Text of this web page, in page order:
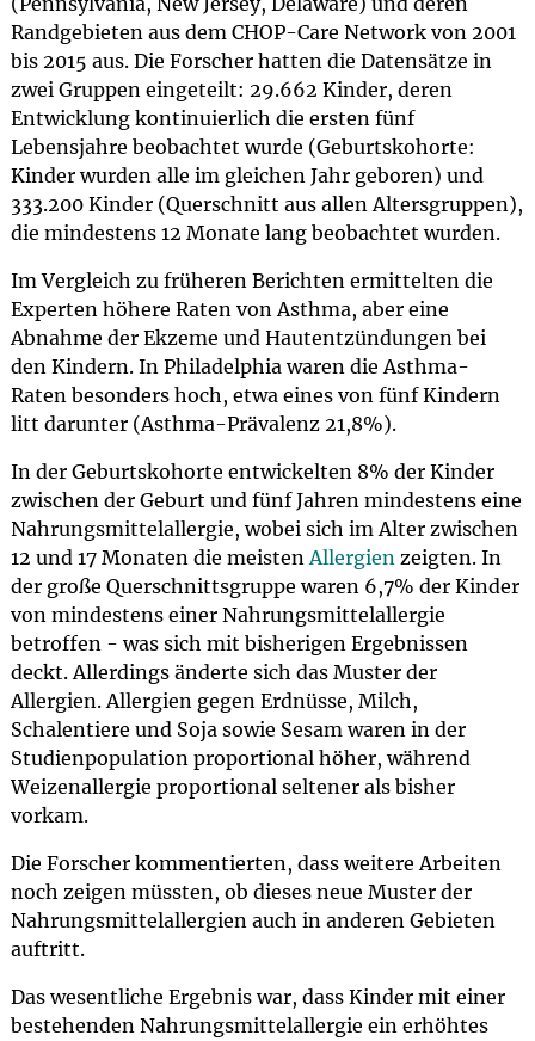
Randgebieten aus dem CHOP-Care Network von 2001
bis 2015 aus. Die Forscher hatten die Datensätze in
zwei Gruppen eingeteilt: 29.662 Kinder, deren
Entwicklung kontinuierlich die ersten fünf
Lebensjahre beobachtet wurde (Geburtskohorte:
Kinder wurden alle im gleichen Jahr geboren) und
333.200 Kinder (Querschnitt aus allen Altersgruppen),
die mindestens 12 Monate lang beobachtet wurden.
Im Vergleich zu früheren Berichten ermittelten die
Experten höhere Raten von Asthma, aber eine
Abnahme der Ekzeme und Hautentzündungen bei
den Kindern. In Philadelphia waren die Asthma-
Raten besonders hoch, etwa eines von fünf Kindern
litt darunter (Asthma-Prävalenz 21,8%).
In der Geburtskohorte entwickelten 8% der Kinder
zwischen der Geburt und fünf Jahren mindestens eine
Nahrungsmittelallergie, wobei sich im Alter zwischen
12 und 17 Monaten die meistenAllergienzeigten. In
der große Querschnittsgruppe waren 6,7% der Kinder
von mindestens einer Nahrungsmittelallergie
betroffen - was sich mit bisherigen Ergebnissen
deckt. Allerdings änderte sich das Muster der
Allergien. Allergien gegen Erdnüsse, Milch,
Schalentiere und Soja sowie Sesam waren in der
Studienpopulation proportional höher, während
Weizenallergie proportional seltener als bisher
vorkam.
Die Forscher kommentierten, dass weitere Arbeiten
noch zeigen müssten, ob dieses neue Muster der
Nahrungsmittelallergien auch in anderen Gebieten
auftritt.
Das wesentliche Ergebnis war, dass Kinder mit einer
bestehenden Nahrungsmittelallergie ein erhöhtes